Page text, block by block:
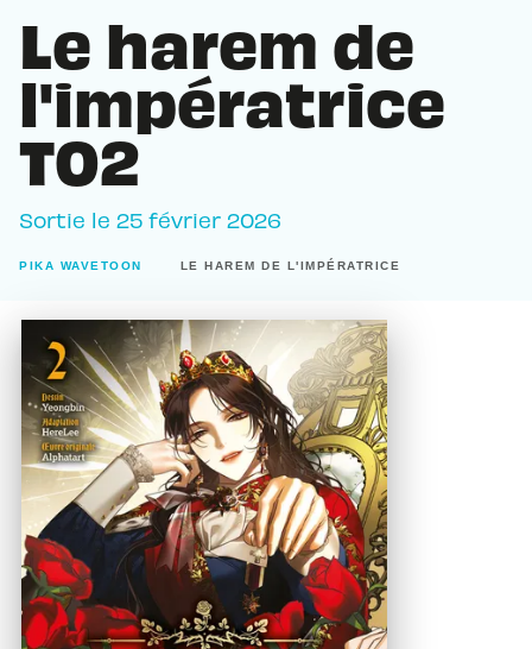
Le harem de
l'impératrice
T02
Sortie le 25 février 2026
PIKA WAVETOON LE HAREM DE L'IMPÉRATRICE